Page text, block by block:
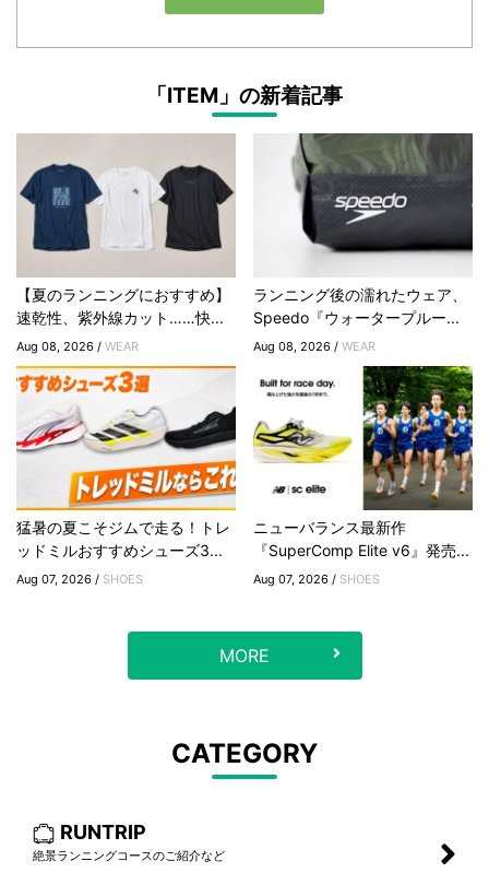
「ITEM」の新着記事
【夏のランニングにおすすめ】
速乾性、紫外線カット……快...
Aug 08, 2026 / WEAR
ランニング後の濡れたウェア、
Speedo『ウォータープルー...
Aug 08, 2026 /WEAR
猛暑の夏こそジムで走る！トレ
ッドミルおすすめシューズ3...
Aug 07, 2026 / SHOES
ニューバランス最新作
『SuperComp Elite v6』発売...
Aug 07, 2026 / SHOES
MORE
CATEGORY
RUNTRIP
絶景ランニングコースのご紹介など